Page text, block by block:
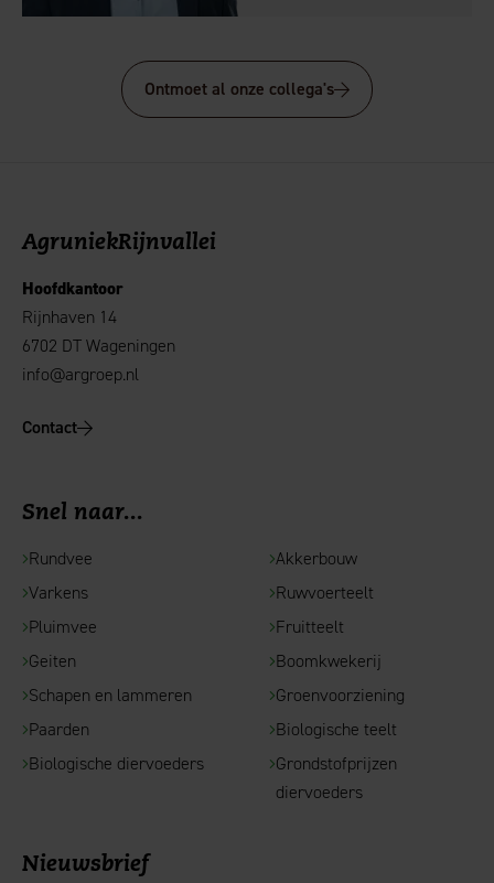
Ontmoet al onze collega's
AgruniekRijnvallei
Hoofdkantoor
Rijnhaven 14
6702 DT Wageningen
info@argroep.nl
Contact
Snel naar...
Rundvee
Varkens
Pluimvee
Geiten
Schapen en lammeren
Paarden
Biologische diervoeders
Akkerbouw
Ruwvoerteelt
Fruitteelt
Boomkwekerij
Groenvoorziening
Biologische teelt
Grondstofprijzen
diervoeders
Nieuwsbrief